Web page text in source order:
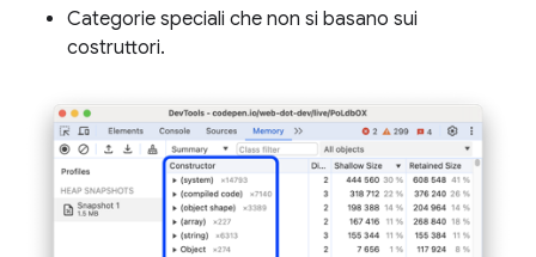
Categorie speciali che non si basano sui
costruttori.